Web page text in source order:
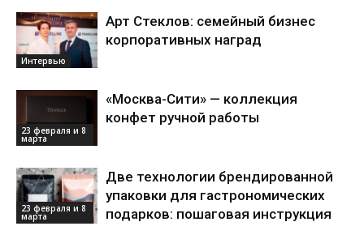
Интервью
Арт Стеклов: семейный бизнес
корпоративных наград
23 февраля и 8
марта
«Москва-Сити» — коллекция
конфет ручной работы
23 февраля и 8
марта
Две технологии брендированной
упаковки для гастрономических
подарков: пошаговая инструкция